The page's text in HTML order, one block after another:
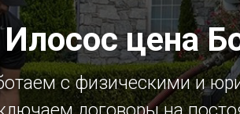
Илосос цена
с физическими и